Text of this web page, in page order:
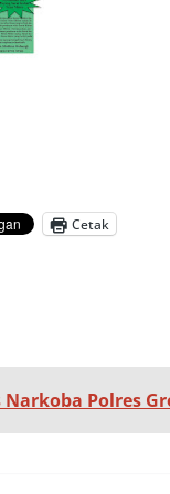
Cetak
Narkoba Polres